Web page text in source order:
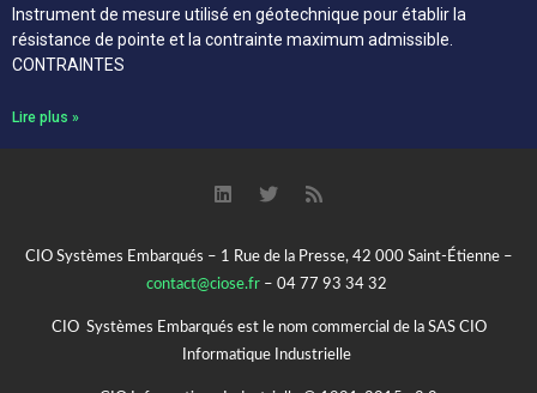
Instrument de mesure utilisé en géotechnique pour établir la
résistance de pointe et la contrainte maximum admissible.
CONTRAINTES
Lire plus »
CIO Systèmes Embarqués – 1 Rue de la Presse, 42 000 Saint-Étienne –
contact@ciose.fr – 04 77 93 34 32
CIO Systèmes Embarqués est le nom commercial de la SAS CIO
Informatique Industrielle